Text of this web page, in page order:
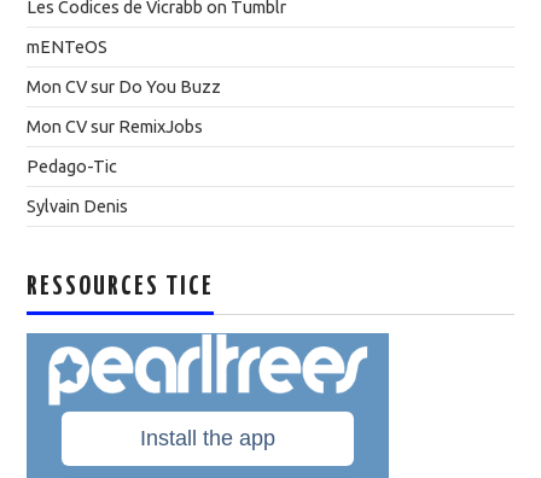
Les Codices de Vicrabb on Tumblr
mENTeOS
Mon CV sur Do You Buzz
Mon CV sur RemixJobs
Pedago-Tic
Sylvain Denis
RESSOURCES TICE